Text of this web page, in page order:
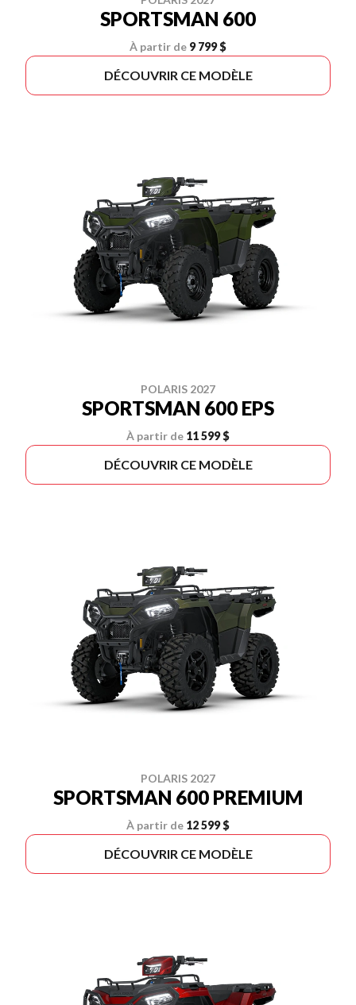
SPORTSMAN 600
À partir de 9 799 $
DÉCOUVRIR CE MODÈLE
POLARIS 2027
SPORTSMAN 600 EPS
À partir de 11 599 $
DÉCOUVRIR CE MODÈLE
POLARIS 2027
SPORTSMAN 600 PREMIUM
À partir de 12 599 $
DÉCOUVRIR CE MODÈLE